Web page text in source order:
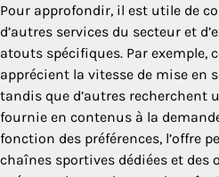
Pour approfondir, il est utile de
d’autres services du secteur et
atouts spécifiques. Par
apprécient la vitesse de mise en
tandis que d’autres recherchent
fournie en contenus à la
fonction des préférences, l’offre
chaînes sportives dédiées et des